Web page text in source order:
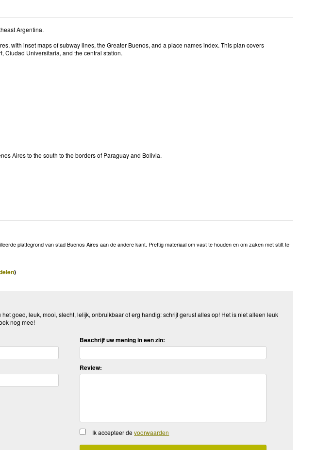
Argentina.
with inset maps of subway lines, the Greater Buenos, and a place names index. This plan covers
Ciudad Universitaria, and the central station.
Aires to the south to the borders of Paraguay and Bolivia.
plattegrond van stad Buenos Aires aan de andere kant. Prettig materiaal om vast te houden en om zaken met stift te
)
goed, leuk, mooi, slecht, lelijk, onbruikbaar of erg handig: schrijf gerust alles op! Het is niet alleen leuk
nog mee!
Beschrijf uw mening in een zin:
Review:
Ik accepteer devoorwaarden